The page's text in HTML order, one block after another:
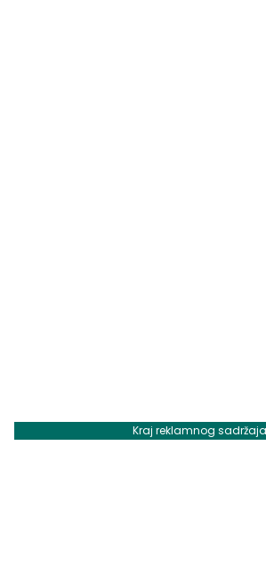
Kraj reklamnog sadržaja